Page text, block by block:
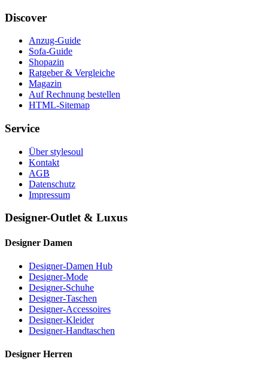
Discover
Anzug-Guide
Sofa-Guide
Shopazin
Ratgeber & Vergleiche
Magazin
Auf Rechnung bestellen
HTML-Sitemap
Service
Über stylesoul
Kontakt
AGB
Datenschutz
Impressum
Designer-Outlet & Luxus
Designer Damen
Designer-Damen Hub
Designer-Mode
Designer-Schuhe
Designer-Taschen
Designer-Accessoires
Designer-Kleider
Designer-Handtaschen
Designer Herren